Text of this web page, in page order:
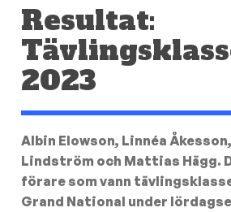
Resultat:
2023
Albin Elowson, Linnéa
Lindström och Mattias Hägg.
förare som vann
Grand National under